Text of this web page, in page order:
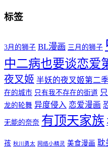
标签
3月的狮子 BL漫画 三月的狮子
中二病也要谈恋爱
夜叉姬 半妖的夜叉姬第二季
在的城市 只有我不存在的街道
龙的轮舞 异度侵入 恋爱漫画
无能的奈奈 有顶天家族
孩 秋川勇太 网络小精灵 美食漫画 耽